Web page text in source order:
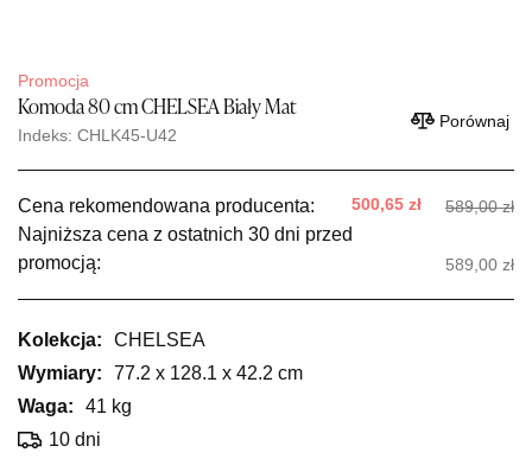
Promocja
Komoda 80 cm CHELSEA Biały Mat
Indeks: CHLK45-U42
Porównaj
Cena rekomendowana producenta: 500,65 zł 589,00 zł
Najniższa cena z ostatnich 30 dni przed
promocją:
589,00 zł
Kolekcja:
CHELSEA
Wymiary:
77.2 x 128.1 x 42.2 cm
Waga:
41 kg
10 dni